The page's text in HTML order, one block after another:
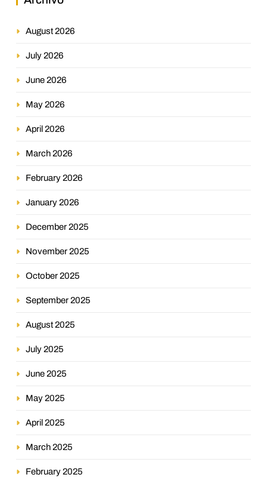
August 2026
July 2026
June 2026
May 2026
April 2026
March 2026
February 2026
January 2026
December 2025
November 2025
October 2025
September 2025
August 2025
July 2025
June 2025
May 2025
April 2025
March 2025
February 2025